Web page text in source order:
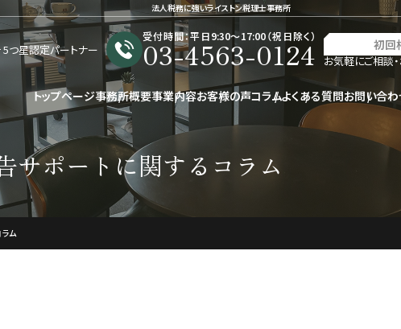
法人税務に強いライストン税理士事務所
つ星認定パートナー
受付時間：平日9:30〜17:00（祝日除く）
03-4563-0124 初回
お気軽にご相談
トップページ事務所概要事業内容お客様の声コラムよくある質問お問い合わ
サポートに関するコラム
ム